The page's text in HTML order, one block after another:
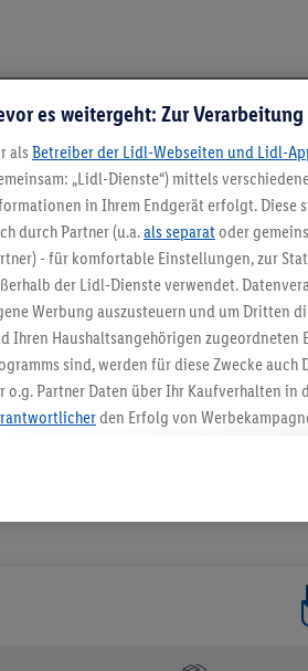
es weitergeht: Zur
als Betreiber der Lidl-Webseiten und Lidl-
„Lidl-Dienste“) mittels
in Ihrem Endgerät erfolgt. Diese
durch Partner (u.a.als separat oder
- für komfortable Einstellungen, zur
der Lidl-Dienste verwendet.
Werbung auszusteuern und um Dritten
Ihren Haushaltsangehörigen zugeordneten
sind, werden für diese Zwecke
o.g. Partner Daten über Ihr Kaufverhalten
den Erfolg von
Profilen. Dies umfasst die
in den Lidl-Diensten,
Standortdaten) auch über
der Werbung, zur
und Optimierung dieser